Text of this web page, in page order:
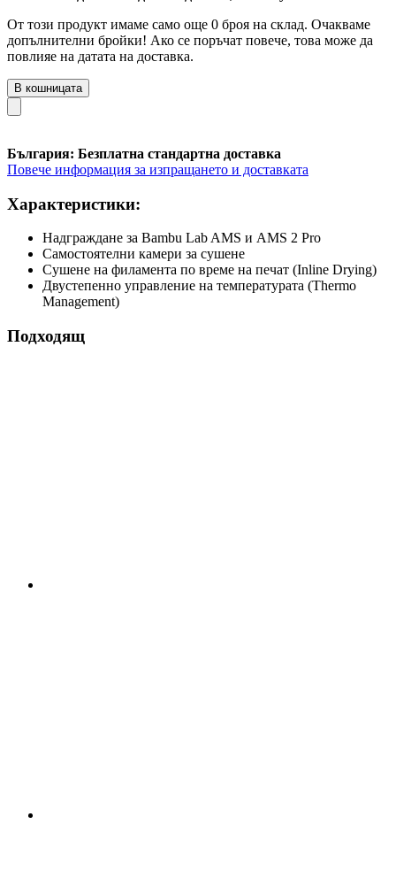
От този продукт имаме само още 0 броя на склад. Очакваме
допълнителни бройки! Ако се поръчат повече, това може да
повлияе на датата на доставка.
В кошницата
България: Безплатна стандартна доставка
Повече информация за изпращането и доставката
Характеристики:
Надграждане за Bambu Lab AMS и AMS 2 Pro
Самостоятелни камери за сушене
Сушене на филамента по време на печат (Inline Drying)
Двустепенно управление на температурата (Thermo
Management)
Подходящ